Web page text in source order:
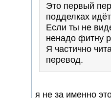
Это первый
подделках
Если ты не
ненадо фитну
Я частично
перевод.
я не за именно